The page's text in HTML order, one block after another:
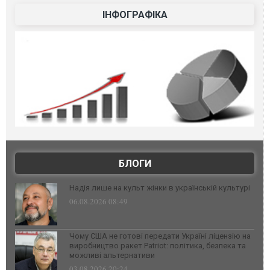
ІНФОГРАФІКА
БЛОГИ
Надія лише на культ жінки в українській культурі
06.08.2026 08:49
Чому США не готові передати Україні ліцензію на
виробництво ракет Patriot: політика, безпека та
можливі альтернативи